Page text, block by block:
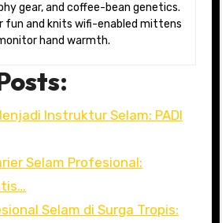
gear, and coffee-bean genetics.
fun and knits wifi-enabled mittens
hand warmth.
Instruktur Selam: PADI
Selam Profesional:
Selam di Surga Tropis: